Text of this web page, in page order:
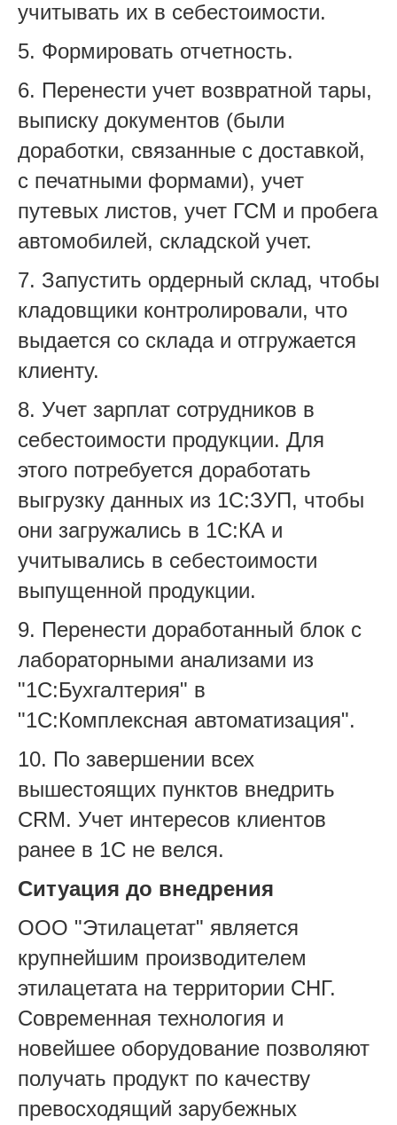
учитывать их в себестоимости.
5. Формировать отчетность.
6. Перенести учет возвратной тары,
выписку документов (были
доработки, связанные с доставкой,
с печатными формами), учет
путевых листов, учет ГСМ и пробега
автомобилей, складской учет.
7. Запустить ордерный склад, чтобы
кладовщики контролировали, что
выдается со склада и отгружается
клиенту.
8. Учет зарплат сотрудников в
себестоимости продукции. Для
этого потребуется доработать
выгрузку данных из 1С:ЗУП, чтобы
они загружались в 1С:КА и
учитывались в себестоимости
выпущенной продукции.
9. Перенести доработанный блок с
лабораторными анализами из
"1С:Бухгалтерия" в
"1С:Комплексная автоматизация".
10. По завершении всех
вышестоящих пунктов внедрить
CRM. Учет интересов клиентов
ранее в 1С не велся.
Ситуация до внедрения
ООО "Этилацетат" является
крупнейшим производителем
этилацетата на территории СНГ.
Современная технология и
новейшее оборудование позволяют
получать продукт по качеству
превосходящий зарубежных